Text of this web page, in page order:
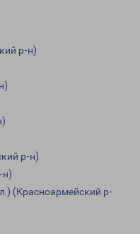
р-н)
р-н)
н)
(Красноармейский р-